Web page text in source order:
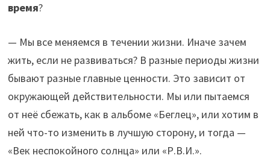
время?
— Мы все меняемся в течении жизни. Иначе зачем
жить, если не развиваться? В разные периоды жизни
бывают разные главные ценности. Это зависит от
окружающей действительности. Мы или пытаемся
от неё сбежать, как в альбоме «Беглец», или хотим в
ней что-то изменить в лучшую сторону, и тогда —
«Век неспокойного солнца» или «Р.В.И.».